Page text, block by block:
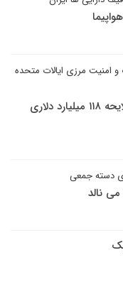
امنیت مرزی ایالات متحده
رونمایی سنای آمریکا از لایحه ۱۱۸ میلیارد دلاری
دسته جمعی
نالد